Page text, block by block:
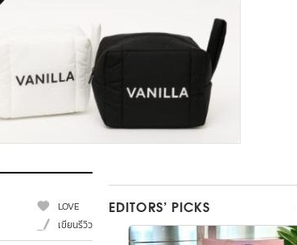
LOVE
เขียนรีวิว
EDITORS’ PICKS